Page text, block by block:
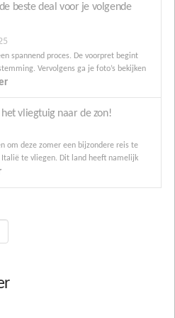
beste deal voor je volgende
spannend proces. De voorpret begint
Vervolgens ga je foto’s bekijken
het vliegtuig naar de zon!
om deze zomer een bijzondere reis te
te vliegen. Dit land heeft namelijk